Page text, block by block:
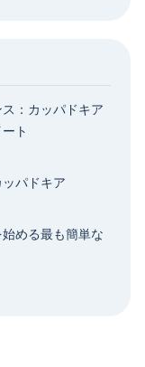
：カッパドキア
ト
パドキア
める最も簡単な